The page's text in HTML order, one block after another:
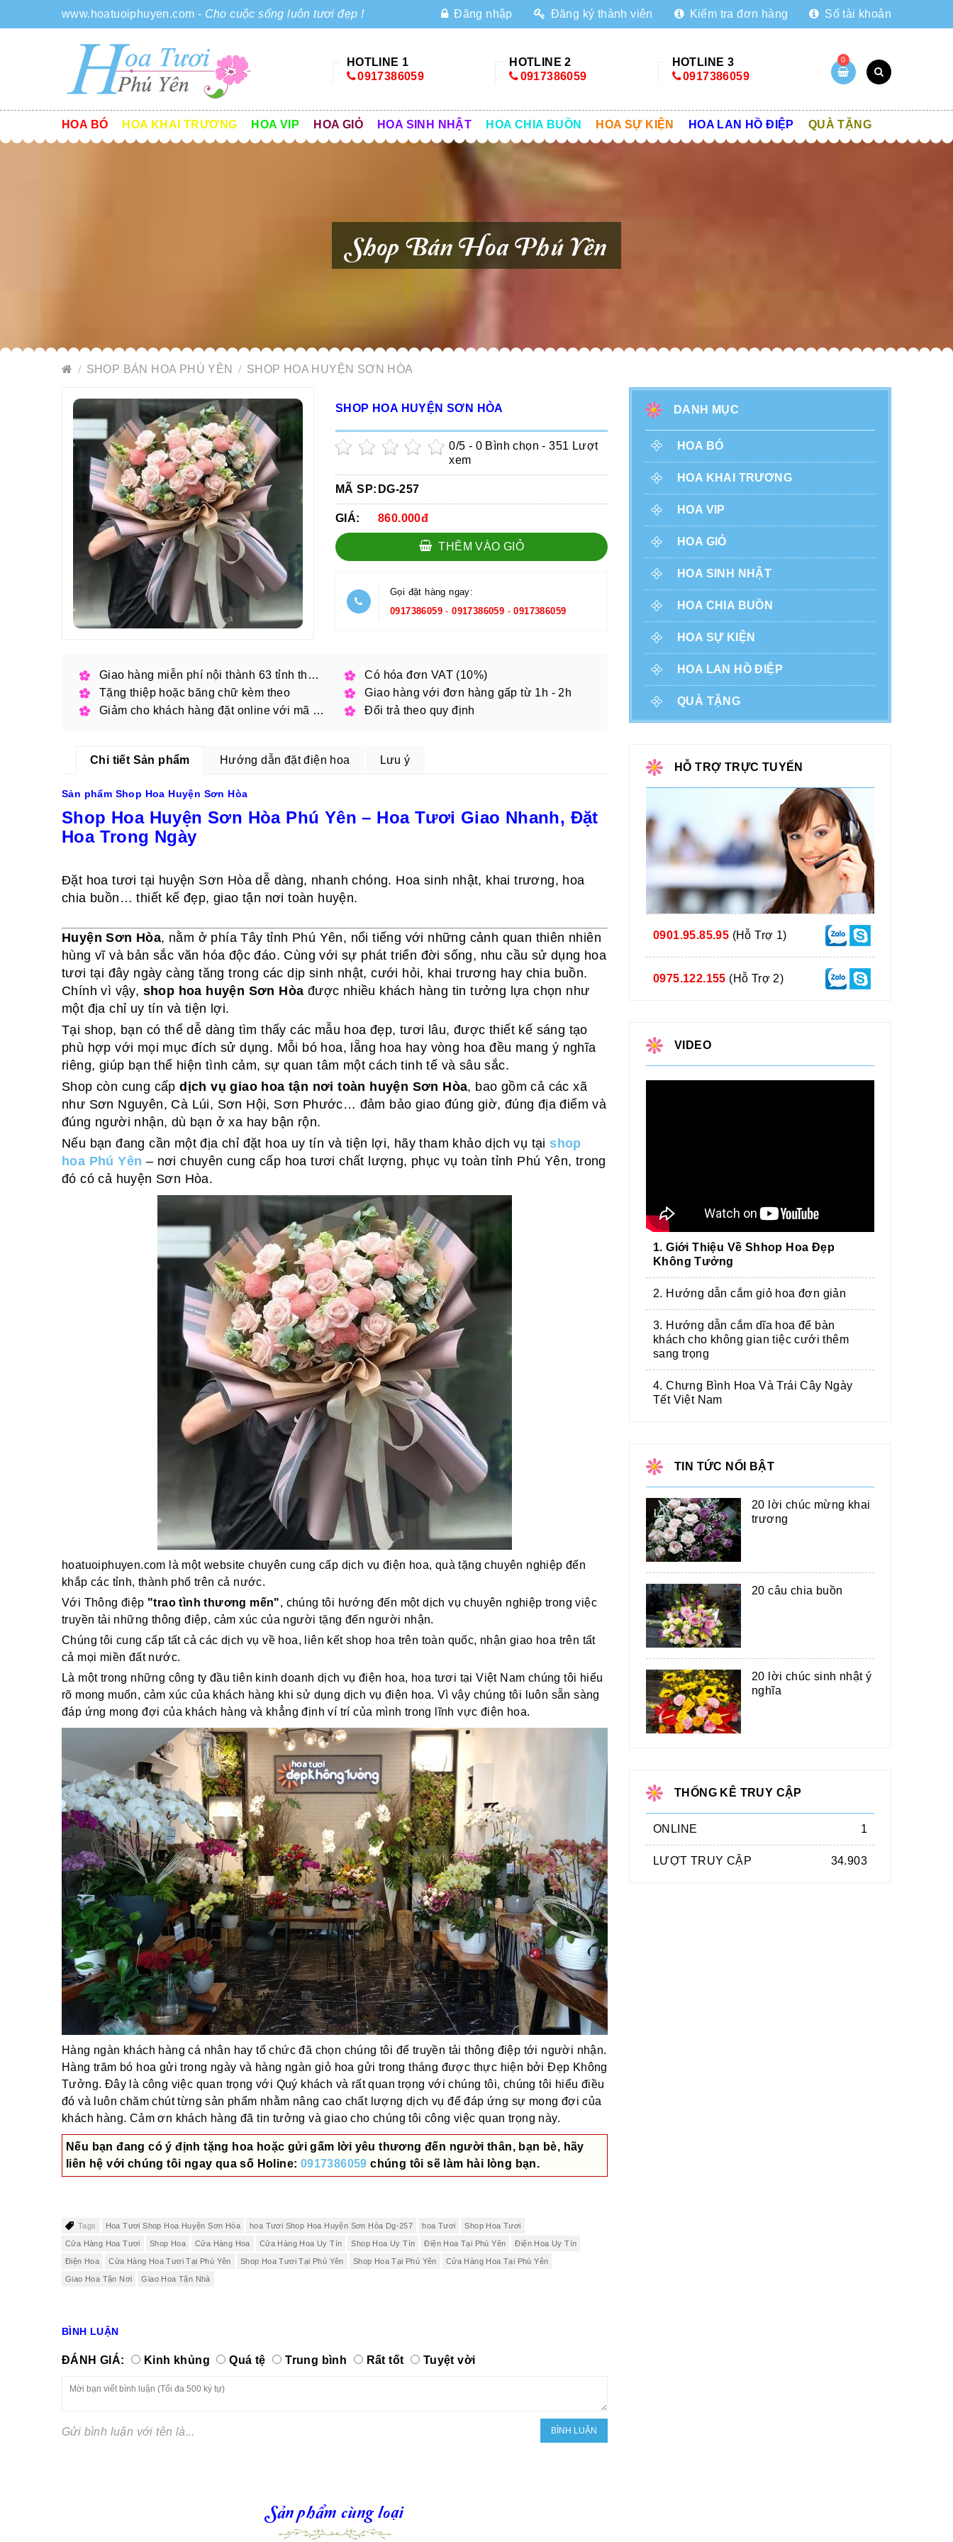
www.hoatuoiphuyen.com - Cho cuộc sống luôn tươi đẹp ! Đăng nhập Đăng ký thành viên Kiểm tra đơn hàng Số tài khoản
HOTLINE 1
0917386059
HOTLINE 2
0917386059
HOTLINE 3
0917386059
0
HOA BÓ HOA KHAI TRƯƠNG HOA VIP HOA GIỎ HOA SINH NHẬT HOA CHIA BUỒN HOA SỰ KIỆN HOA LAN HỒ ĐIỆP QUÀ TẶNG
Shop Bán Hoa Phú Yên
SHOP BÁN HOA PHÚ YÊN SHOP HOA HUYỆN SƠN HÒA
SHOP HOA HUYỆN SƠN HÒA
0/5 - 0 Bình chọn - 351 Lượt
xem
MÃ SP: DG-257
GIÁ: 860.000đ
THÊM VÀO GIỎ
Gọi đặt hàng ngay:
0917386059 -0917386059 -0917386059
Giao hàng miễn phí nội thành 63 tỉnh thành phố
Có hóa đơn VAT (10%)
Tặng thiệp hoặc băng chữ kèm theo
Giao hàng với đơn hàng gấp từ 1h - 2h
Giảm cho khách hàng đặt online với mã giảm giá
Đổi trả theo quy định
Chi tiết Sản phẩm Hướng dẫn đặt điện hoa Lưu ý
Sản phẩm Shop Hoa Huyện Sơn Hòa
Shop Hoa Huyện Sơn Hòa Phú Yên – Hoa Tươi Giao Nhanh, Đặt
Hoa Trong Ngày
Đặt hoa tươi tại huyện Sơn Hòa dễ dàng, nhanh chóng. Hoa sinh nhật, khai trương, hoa
chia buồn… thiết kế đẹp, giao tận nơi toàn huyện.
Huyện Sơn Hòa, nằm ở phía Tây tỉnh Phú Yên, nổi tiếng với những cảnh quan thiên nhiên
hùng vĩ và bản sắc văn hóa độc đáo. Cùng với sự phát triển đời sống, nhu cầu sử dụng hoa
tươi tại đây ngày càng tăng trong các dịp sinh nhật, cưới hỏi, khai trương hay chia buồn.
Chính vì vậy, shop hoa huyện Sơn Hòa được nhiều khách hàng tin tưởng lựa chọn như
một địa chỉ uy tín và tiện lợi.
Tại shop, bạn có thể dễ dàng tìm thấy các mẫu hoa đẹp, tươi lâu, được thiết kế sáng tạo
phù hợp với mọi mục đích sử dụng. Mỗi bó hoa, lẵng hoa hay vòng hoa đều mang ý nghĩa
riêng, giúp bạn thể hiện tình cảm, sự quan tâm một cách tinh tế và sâu sắc.
Shop còn cung cấpdịch vụ giao hoa tận nơi toàn huyện Sơn Hòa, bao gồm cả các xã
như Sơn Nguyên, Cà Lúi, Sơn Hội, Sơn Phước… đảm bảo giao đúng giờ, đúng địa điểm và
đúng người nhận, dù bạn ở xa hay bận rộn.
Nếu bạn đang cần một địa chỉ đặt hoa uy tín và tiện lợi, hãy tham khảo dịch vụ tại shop
hoa Phú Yên – nơi chuyên cung cấp hoa tươi chất lượng, phục vụ toàn tỉnh Phú Yên, trong
đó có cả huyện Sơn Hòa.
hoatuoiphuyen.com là một website chuyên cung cấp dịch vụ điện hoa, quà tặng chuyên nghiệp đến
khắp các tỉnh, thành phố trên cả nước.
Với Thông điệp "trao tình thương mến", chúng tôi hướng đến một dịch vụ chuyên nghiệp trong việc
truyền tải những thông điệp, cảm xúc của người tặng đến người nhận.
Chúng tôi cung cấp tất cả các dịch vụ về hoa, liên kết shop hoa trên toàn quốc, nhận giao hoa trên tất
cả mọi miền đất nước.
Là một trong những công ty đầu tiên kinh doanh dịch vụ điện hoa, hoa tươi tại Việt Nam chúng tôi hiểu
rõ mong muốn, cảm xúc của khách hàng khi sử dụng dịch vụ điện hoa. Vì vậy chúng tôi luôn sẵn sàng
đáp ứng mong đợi của khách hàng và khẳng định ví trí của mình trong lĩnh vực điện hoa.
Hàng ngàn khách hàng cá nhân hay tổ chức đã chọn chúng tôi để truyền tải thông điệp tới người nhận.
Hàng trăm bó hoa gửi trong ngày và hàng ngàn giỏ hoa gửi trong tháng được thực hiện bởi Đẹp Không
Tưởng. Đây là công việc quan trọng với Quý khách và rất quan trọng với chúng tôi, chúng tôi hiểu điều
đó và luôn chăm chút từng sản phẩm nhằm nâng cao chất lượng dịch vụ để đáp ứng sự mong đợi của
khách hàng. Cảm ơn khách hàng đã tin tưởng và giao cho chúng tôi công việc quan trọng này.
Nếu bạn đang có ý định tặng hoa hoặc gửi gấm lời yêu thương đến người thân, bạn bè, hãy
liên hệ với chúng tôi ngay qua số Holine: 0917386059 chúng tôi sẽ làm hài lòng bạn.
Tags Hoa Tươi Shop Hoa Huyện Sơn Hòa hoa Tươi Shop Hoa Huyện Sơn Hòa Dg-257 hoa Tươi Shop Hoa Tươi
Cửa Hàng Hoa Tươi Shop Hoa Cửa Hàng Hoa Cửa Hàng Hoa Uy Tín Shop Hoa Uy Tín Điện Hoa Tại Phú Yên Điện Hoa Uy Tín
Điện Hoa Cửa Hàng Hoa Tươi Tại Phú Yên Shop Hoa Tươi Tại Phú Yên Shop Hoa Tại Phú Yên Cửa Hàng Hoa Tại Phú Yên
Giao Hoa Tận Nơi Giao Hoa Tận Nhà
BÌNH LUẬN
ĐÁNH GIÁ: Kinh khủng Quá tệ Trung bình Rất tốt Tuyệt vời
Gửi bình luận với tên là...
Sản phẩm cùng loại
DANH MỤC
HOA BÓ
HOA KHAI TRƯƠNG
HOA VIP
HOA GIỎ
HOA SINH NHẬT
HOA CHIA BUỒN
HOA SỰ KIỆN
HOA LAN HỒ ĐIỆP
QUÀ TẶNG
HỖ TRỢ TRỰC TUYẾN
0901.95.85.95 (Hỗ Trợ 1)
0975.122.155 (Hỗ Trợ 2)
VIDEO
1. Giới Thiệu Về Shhop Hoa Đẹp
Không Tưởng
2. Hướng dẫn cắm giỏ hoa đơn giản
3. Hướng dẫn cắm dĩa hoa để bàn
khách cho không gian tiệc cưới thêm
sang trọng
4. Chưng Bình Hoa Và Trái Cây Ngày
Tết Việt Nam
TIN TỨC NỔI BẬT
20 lời chúc mừng khai
trương
20 câu chia buồn
20 lời chúc sinh nhật ý
nghĩa
THỐNG KÊ TRUY CẬP
ONLINE 1
LƯỢT TRUY CẬP 34.903